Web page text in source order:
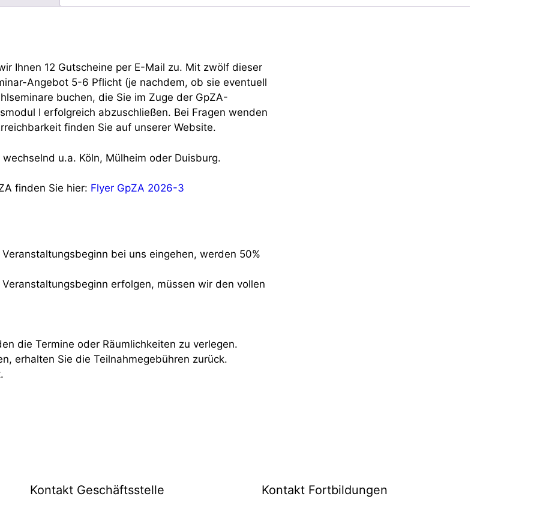
Ihnen 12 Gutscheine per E-Mail zu. Mit zwölf dieser
Angebot 5-6 Pflicht (je nachdem, ob sie eventuell
buchen, die Sie im Zuge der GpZA-
I erfolgreich abzuschließen. Bei Fragen wenden
finden Sie auf unserer Website.
u.a. Köln, Mülheim oder Duisburg.
finden Sie hier: Flyer GpZA 2026-3
bei uns eingehen, werden 50%
erfolgen, müssen wir den vollen
die Termine oder Räumlichkeiten zu verlegen.
erhalten Sie die Teilnahmegebühren zurück.
Kontakt Geschäftsstelle Kontakt Fortbildungen